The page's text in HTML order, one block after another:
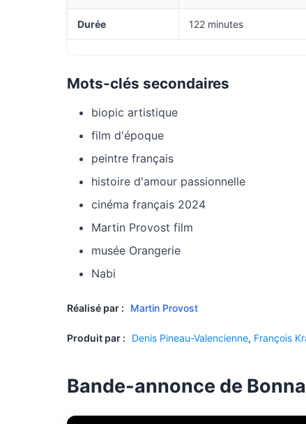
Durée 122 minutes
Mots-clés secondaires
biopic artistique
film d'époque
peintre français
histoire d'amour passionnelle
cinéma français 2024
Martin Provost film
musée Orangerie
Nabi
Réalisé par : Martin Provost
Produit par : Denis Pineau-Valencienne, François
Bande-annonce de